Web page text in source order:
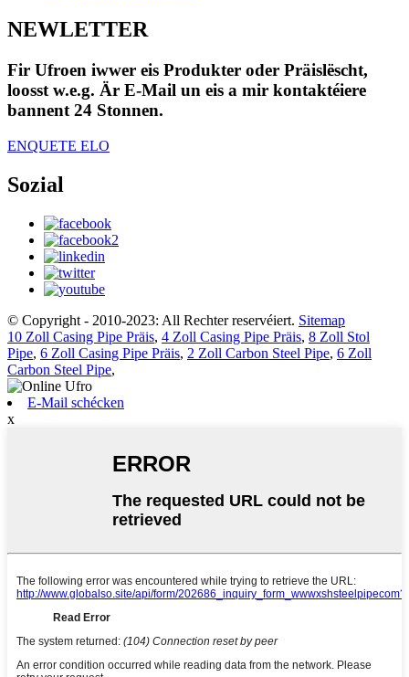
NEWLETTER
Fir Ufroen iwwer eis Produkter oder Präislëscht,
loosst w.e.g. Är E-Mail un eis a mir kontaktéiere
bannent 24 Stonnen.
ENQUETE ELO
Sozial
© Copyright - 2010-2023: All Rechter reservéiert. Sitemap
10 Zoll Casing Pipe Präis, 4 Zoll Casing Pipe Präis, 8 Zoll Stol
Pipe, 6 Zoll Casing Pipe Präis, 2 Zoll Carbon Steel Pipe, 6 Zoll
Carbon Steel Pipe,
E-Mail schécken
x